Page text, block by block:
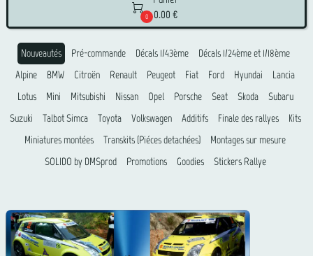

0
0.00 €
Nouveautés Pré-commande Décals 1/43ème
Décals 1/24ème et 1/18ème
Alpine
BMW Citroën Renault Peugeot Fiat Ford Hyundai
Lancia
Lotus
Mini Mitsubishi Nissan Opel Porsche Seat Skoda
Subaru
Suzuki
Talbot Simca Toyota Volkswagen Additifs Finale des rallyes
Kits
Miniatures montées
Transkits (Piéces detachées)
Montages sur mesure
SOLIDO by DMSprod
Promotions Goodies Stickers Rallye